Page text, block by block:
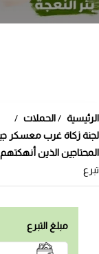
الرئيسية
الحملات
لجنة زكاة غرب معسكر
المحتاجين الذين
تبرع
مبلغ التبرع